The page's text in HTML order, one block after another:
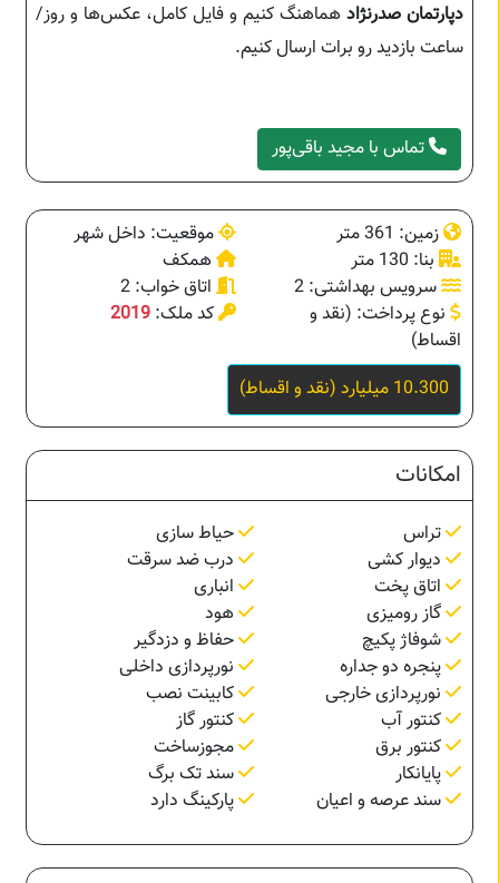
دپارتمان صدرنژاد هماهنگ کنیم و فایل کامل، عکس‌ها و روز/
ساعت بازدید رو برات ارسال کنیم.
تماس با مجید باقی‌پور
زمین: 361 متر
موقعیت: داخل شهر
بنا: 130 متر
همکف
سرویس بهداشتی: 2
اتاق خواب: 2
نوع پرداخت: (نقد و
اقساط)
کد ملک: 2019
10.300 میلیارد (نقد و اقساط)
امکانات
تراس
حیاط سازی
دیوار کشی
درب ضد سرقت
اتاق پخت
انباری
گاز رومیزی
هود
شوفاژ پکیچ
حفاظ و دزدگیر
پنجره دو جداره
نورپردازی داخلی
نورپردازی خارجی
کابینت نصب
کنتور آب
کنتور گاز
کنتور برق
مجوزساخت
پایانکار
سند تک برگ
سند عرصه و اعیان
پارکینگ دارد